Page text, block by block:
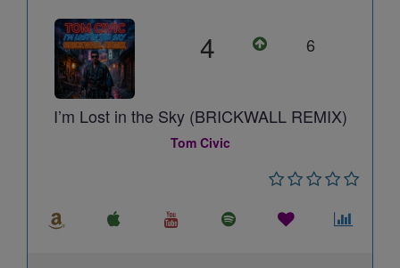
4 6
I’m Lost in the Sky (BRICKWALL REMIX)
Tom Civic